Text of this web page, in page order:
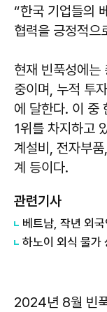
“한국 기업들의
협력을 긍정적으
현재 빈푹성에
중이며, 누적 투
에 달한다. 이 중
1위를 차지하고
계설비, 전자부
계 등이다.
관련기사
2024년 8월 빈